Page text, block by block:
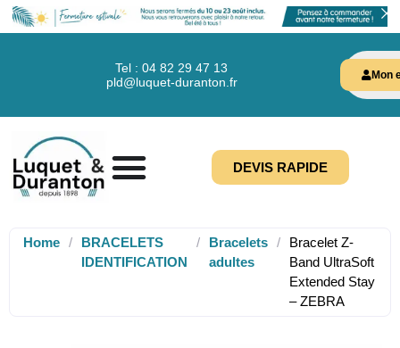
Tel : 04 82 29 47 13
pld@luquet-duranton.fr
Mon
DEVIS RAPIDE
Home /
BRACELETS
IDENTIFICATION
/
Bracelets
adultes
/
Bracelet Z-
Band UltraSoft
Extended Stay
– ZEBRA